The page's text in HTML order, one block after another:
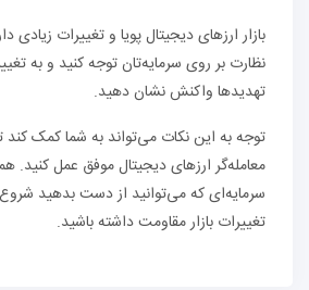
بازار ارزهای دیجیتال پویا و تغییرات زیادی
نظارت بر روی سرمایه‌تان توجه کنید و به
تهدیدها واکنش نشان دهید.
توجه به این نکات می‌تواند به شما کمک کند
معامله‌گر ارزهای دیجیتال موفق عمل کنید.
سرمایه‌ای که می‌توانید از دست بدهید شروع
تغییرات بازار مقاومت داشته باشید.